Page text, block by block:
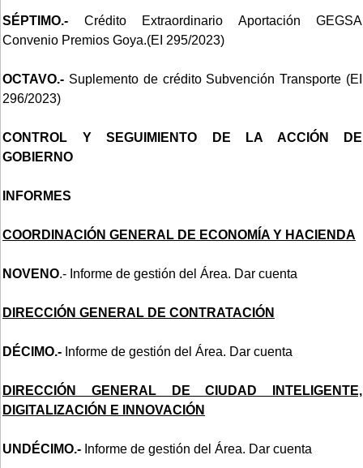
SÉPTIMO.- Crédito Extraordinario Aportación GEGSA
Convenio Premios Goya.(EI 295/2023)
OCTAVO.- Suplemento de crédito Subvención Transporte (EI
296/2023)
CONTROL Y SEGUIMIENTO DE LA ACCIÓN DE
GOBIERNO
INFORMES
COORDINACIÓN GENERAL DE ECONOMÍA Y HACIENDA
NOVENO.- Informe de gestión del Área. Dar cuenta
DIRECCIÓN GENERAL DE CONTRATACIÓN
DÉCIMO.- Informe de gestión del Área. Dar cuenta
DIRECCIÓN GENERAL DE CIUDAD INTELIGENTE,
DIGITALIZACIÓN E INNOVACIÓN
UNDÉCIMO.- Informe de gestión del Área. Dar cuenta